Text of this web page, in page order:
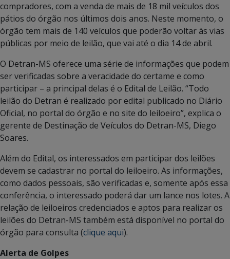
compradores, com a venda de mais de 18 mil veículos dos
pátios do órgão nos últimos dois anos. Neste momento, o
órgão tem mais de 140 veículos que poderão voltar às vias
públicas por meio de leilão, que vai até o dia 14 de abril.
O Detran-MS oferece uma série de informações que podem
ser verificadas sobre a veracidade do certame e como
participar – a principal delas é o Edital de Leilão. “Todo
leilão do Detran é realizado por edital publicado no Diário
Oficial, no portal do órgão e no site do leiloeiro”, explica o
gerente de Destinação de Veículos do Detran-MS, Diego
Soares.
Além do Edital, os interessados em participar dos leilões
devem se cadastrar no portal do leiloeiro. As informações,
como dados pessoais, são verificadas e, somente após essa
conferência, o interessado poderá dar um lance nos lotes. A
relação de leiloeiros credenciados e aptos para realizar os
leilões do Detran-MS também está disponível no portal do
órgão para consulta (clique aqui).
Alerta de Golpes